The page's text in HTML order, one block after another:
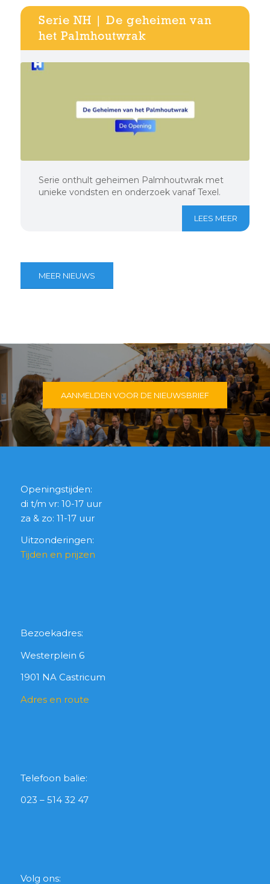
Serie NH | De geheimen van
het Palmhoutwrak
Serie onthult geheimen Palmhoutwrak met
unieke vondsten en onderzoek vanaf Texel.
LEES MEER
MEER NIEUWS
AANMELDEN VOOR DE NIEUWSBRIEF
Openingstijden:
di t/m vr: 10-17 uur
za & zo: 11-17 uur
Uitzonderingen:
Tijden en prijzen
Bezoekadres:
Westerplein 6
1901 NA Castricum
Adres en route
Telefoon balie:
023 – 514 32 47
Volg ons: